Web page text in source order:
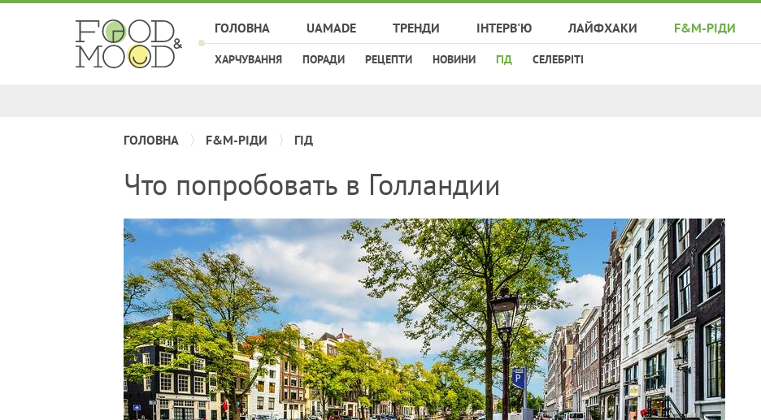
ГОЛОВНА UAMADE ТРЕНДИ ІНТЕРВ'Ю ЛАЙФХАКИ F&M-РІДИ
ХАРЧУВАННЯ ПОРАДИ РЕЦЕПТИ НОВИНИ ГІД СЕЛЕБРІТІ
ГОЛОВНА F&M-РІДИ ГІД
Что попробовать в Голландии